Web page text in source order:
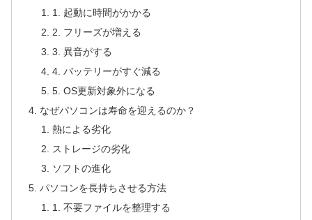
1. 起動に時間がかかる
2. フリーズが増える
3. 異音がする
4. バッテリーがすぐ減る
5. OS更新対象外になる
なぜパソコンは寿命を迎えるのか？
熱による劣化
ストレージの劣化
ソフトの進化
パソコンを長持ちさせる方法
1. 不要ファイルを整理する